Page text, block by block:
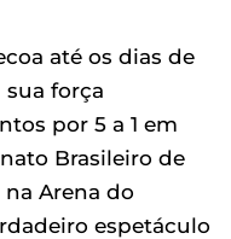
até os dias de
força
por 5 a 1 em
Brasileiro de
na Arena do
espetáculo